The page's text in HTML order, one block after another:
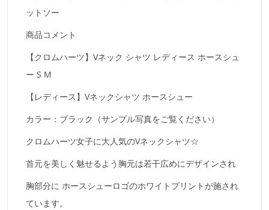
ットソー
商品コメント
【クロムハーツ】Vネック シャツ レディース ホースシュ
ー S M
【レディース】Vネックシャツ ホースシュー
カラー：ブラック（サンプル写真をご覧ください）
クロムハーツ女子に大人気のVネックシャツ☆
首元を美しく魅せるよう胸元は若干広めにデザインされ
胸部分に ホースシューロゴのホワイトプリントが施され
ています。